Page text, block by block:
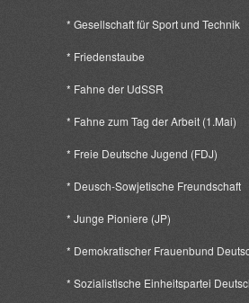
* Gesellschaft für Sport und Technik
* Friedenstaube
* Fahne der UdSSR
* Fahne zum Tag der Arbeit (1.Mai)
* Freie Deutsche Jugend (FDJ)
* Deusch-Sowjetische Freundschaft
* Junge Pioniere (JP)
* Demokratischer Frauenbund
* Sozialistische Einheitspartei